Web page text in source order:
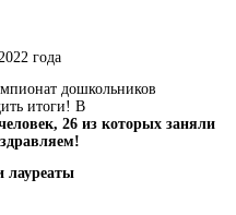
года
дошкольников
итоги! В
26 из которых заняли
лауреаты